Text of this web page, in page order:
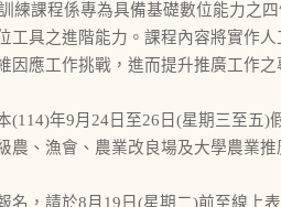
練課程係專為具備基礎數位能力之
工具之進階能力。課程內容將實作
因應工作挑戰，進而提升推廣工作
(114)年9月24日至26日(星期三至五
農、漁會、農業改良場及大學農業
名，請於8月19日(星期二)前至線上